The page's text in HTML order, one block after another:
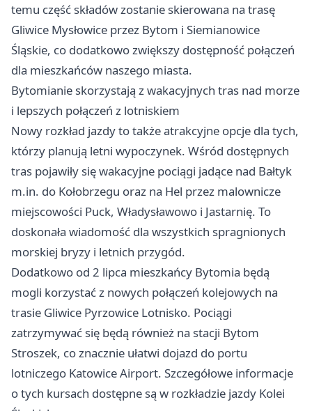
temu część składów zostanie skierowana na trasę
Gliwice Mysłowice przez Bytom i Siemianowice
Śląskie, co dodatkowo zwiększy dostępność połączeń
dla mieszkańców naszego miasta.
Bytomianie skorzystają z wakacyjnych tras nad morze
i lepszych połączeń z lotniskiem
Nowy rozkład jazdy to także atrakcyjne opcje dla tych,
którzy planują letni wypoczynek. Wśród dostępnych
tras pojawiły się wakacyjne pociągi jadące nad Bałtyk
m.in. do Kołobrzegu oraz na Hel przez malownicze
miejscowości Puck, Władysławowo i Jastarnię. To
doskonała wiadomość dla wszystkich spragnionych
morskiej bryzy i letnich przygód.
Dodatkowo od 2 lipca mieszkańcy Bytomia będą
mogli korzystać z nowych połączeń kolejowych na
trasie Gliwice Pyrzowice Lotnisko. Pociągi
zatrzymywać się będą również na stacji Bytom
Stroszek, co znacznie ułatwi dojazd do portu
lotniczego KatowiceAirport. Szczegółowe informacje
o tych kursach dostępne są w rozkładzie jazdy Kolei